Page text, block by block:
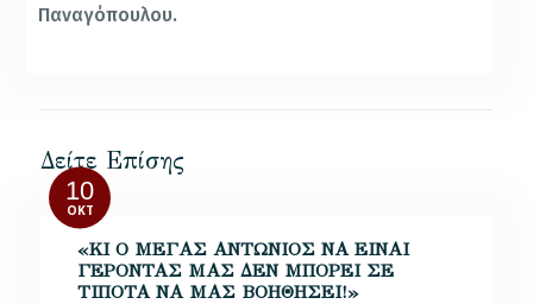
Παναγόπουλου.
Δείτε Επίσης
10
ΟΚΤ
«ΚΙ Ο ΜΕΓΑΣ ΑΝΤΩΝΙΟΣ ΝΑ ΕΙΝΑΙ
ΓΕΡΟΝΤΑΣ ΜΑΣ ΔΕΝ ΜΠΟΡΕΙ ΣΕ
ΤΙΠΟΤΑ ΝΑ ΜΑΣ ΒΟΗΘΗΣΕΙ!»